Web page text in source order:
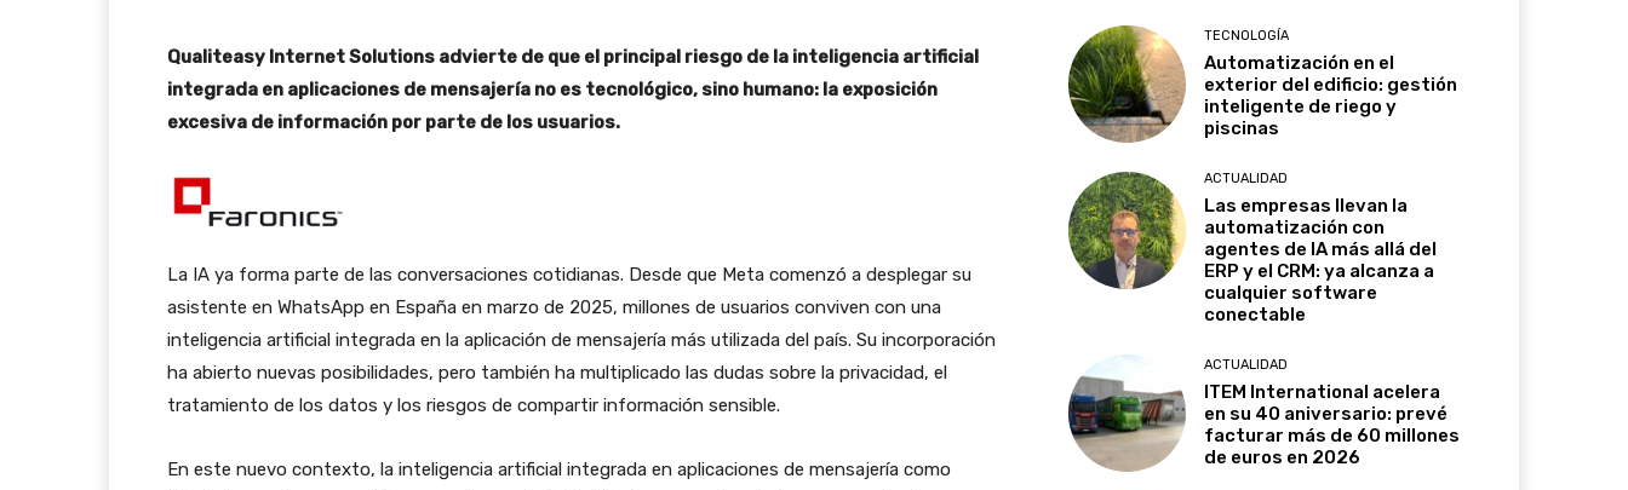
Qualiteasy Internet Solutions advierte de que el principal riesgo de la inteligencia artificial
integrada en aplicaciones de mensajería no es tecnológico, sino humano: la exposición
excesiva de información por parte de los usuarios.
La IA ya forma parte de las conversaciones cotidianas. Desde que Meta comenzó a desplegar su
asistente en WhatsApp en España en marzo de 2025, millones de usuarios conviven con una
inteligencia artificial integrada en la aplicación de mensajería más utilizada del país. Su incorporación
ha abierto nuevas posibilidades, pero también ha multiplicado las dudas sobre la privacidad, el
tratamiento de los datos y los riesgos de compartir información sensible.
En este nuevo contexto, la inteligencia artificial integrada en aplicaciones de mensajería como
TECNOLOGÍA
Automatización en el
exterior del edificio: gestión
inteligente de riego y
piscinas
ACTUALIDAD
Las empresas llevan la
automatización con
agentes de IA más allá del
ERP y el CRM: ya alcanza a
cualquier software
conectable
ACTUALIDAD
ITEM International acelera
en su 40 aniversario: prevé
facturar más de 60 millones
de euros en 2026